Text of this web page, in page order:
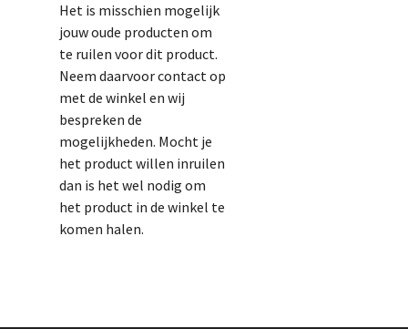
Het is misschien mogelijk
jouw oude producten om
te ruilen voor dit product.
Neem daarvoor contact op
met de winkel en wij
bespreken de
mogelijkheden. Mocht je
het product willen inruilen
dan is het wel nodig om
het product in de winkel te
komen halen.